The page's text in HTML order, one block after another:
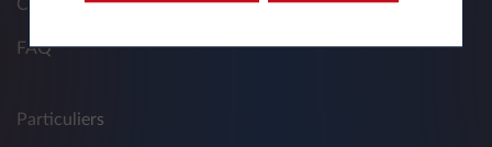
Contact
FAQ
Particuliers